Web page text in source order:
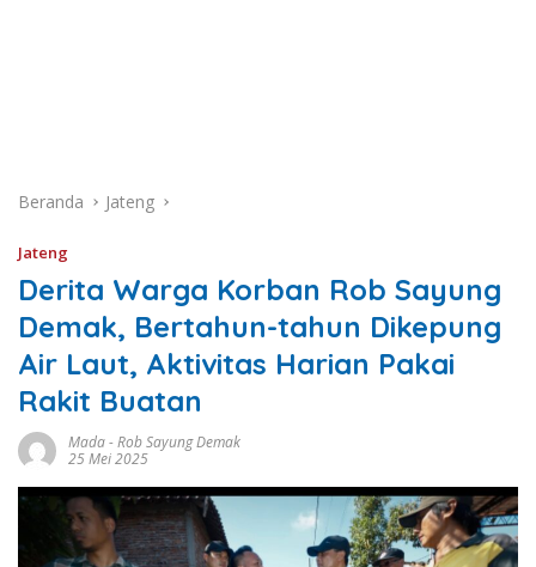
Beranda Jateng
Jateng
Derita Warga Korban Rob Sayung
Demak, Bertahun-tahun Dikepung
Air Laut, Aktivitas Harian Pakai
Rakit Buatan
Mada-Rob Sayung Demak
25 Mei 2025